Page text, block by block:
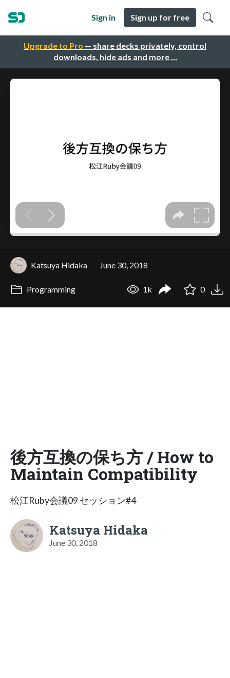
Upgrade to Pro — share decks privately, control
downloads, hide ads and more …
Sign in Sign up for free
Katsuya Hidaka June 30, 2018
Programming 1k 0
後方互換の保ち方 / How to
Maintain Compatibility
松江Ruby会議09 セッション#4
Katsuya Hidaka
June 30, 2018